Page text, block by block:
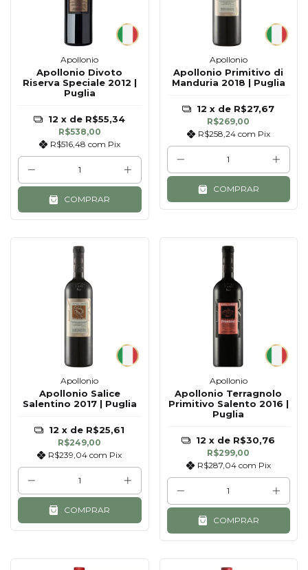
Apollonio
Apollonio Divoto
Riserva Speciale 2012 |
Puglia
R$538,00
R$516,48 com Pix
12 x de R$55,34
COMPRAR
Apollonio
Apollonio Primitivo di
Manduria 2018 | Puglia
R$269,00
R$258,24 com Pix
12 x de R$27,67
COMPRAR
Apollonio
Apollonio Salice
Salentino 2017 | Puglia
R$249,00
R$239,04com Pix
12 x de R$25,61
COMPRAR
Apollonio
Apollonio Terragnolo
Primitivo Salento 2016 |
Puglia
R$299,00
R$287,04 com Pix
12 x de R$30,76
COMPRAR